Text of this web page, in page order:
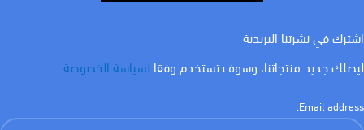
اشترك في نشرتنا البريدية
ليصلك جديد منتجاتنا، وسوف تستخدم وفقا لسياسة الخصوصة
Email address: